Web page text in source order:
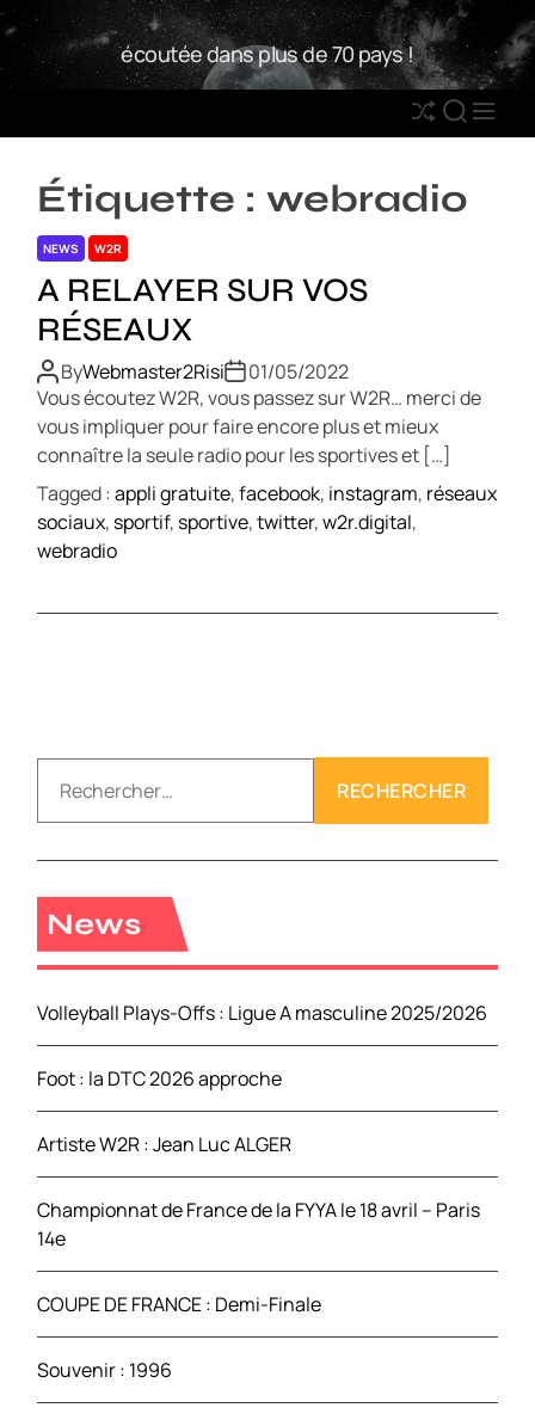
S
k
i
W
2
R
écoutée dans plus de 70 pays !
S
h
ff
S
E
R
M
E
Étiquette : webradio
NEWS W2R
A RELAYER SUR VOS
RÉSEAUX
ByWebmaster2Risi
01/05/2022
Vous écoutez W2R, vous passez sur W2R… merci de
vous impliquer pour faire encore plus et mieux
connaître la seule radio pour les sportives et […]
Tagged :appli gratuite,facebook, instagram, réseaux
sociaux, sportif, sportive,twitter,w2r.digital,
webradio
c
h
h
e
r
:
News
Volleyball Plays-Offs : Ligue A masculine 2025/2026
Foot : la DTC 2026 approche
Artiste W2R : Jean Luc ALGER
Championnat de France de la FYYA le 18 avril – Paris
14e
COUPE DE FRANCE : Demi-Finale
Souvenir : 1996